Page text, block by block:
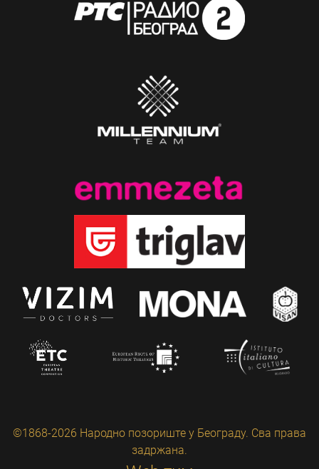
©1868-2026 Народно позориште у Београду. Сва права
задржана.